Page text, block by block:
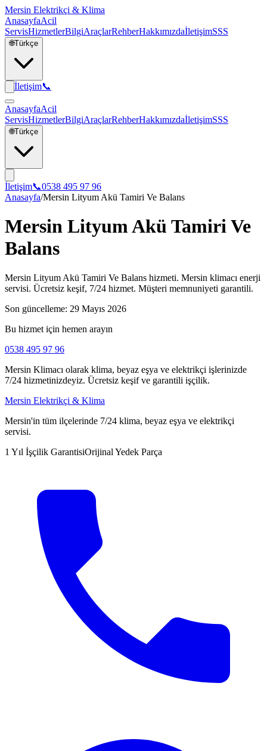
Mersin Elektrikçi & Klima
AnasayfaAcil
ServisHizmetlerBilgiAraçlarRehberHakkımızdaİletişimSSS
🌐Türkçe
İletişim📞
AnasayfaAcil
ServisHizmetlerBilgiAraçlarRehberHakkımızdaİletişimSSS
🌐Türkçe
İletişim📞0538 495 97 96
Anasayfa/Mersin Lityum Akü Tamiri Ve Balans
Mersin Lityum Akü Tamiri Ve
Balans
Mersin Lityum Akü Tamiri Ve Balans hizmeti. Mersin klimacı enerji
servisi. Ücretsiz keşif, 7/24 hizmet. Müşteri memnuniyeti garantili.
Son güncelleme: 29 Mayıs 2026
Bu hizmet için hemen arayın
0538 495 97 96
Mersin Klimacı olarak klima, beyaz eşya ve elektrikçi işlerinizde
7/24 hizmetinizdeyiz. Ücretsiz keşif ve garantili işçilik.
Mersin Elektrikçi & Klima
Mersin'in tüm ilçelerinde 7/24 klima, beyaz eşya ve elektrikçi
servisi.
1 Yıl İşçilik GarantisiOrijinal Yedek Parça